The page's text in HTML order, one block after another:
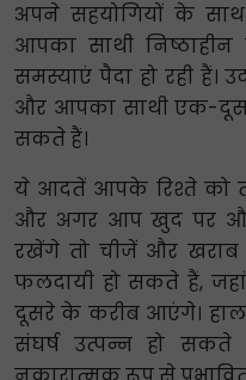
अपने सहयोगियों के
आपका साथी
समस्याएं पैदा हो रही
और आपका साथी एक-
सकते हैं।
ये आदतें आपके रिश्ते को
और अगर आप खुद पर और
रखेंगे तो चीजें और खराब
फलदायी हो सकते हैं,
दूसरे के करीब आएंगे।
संघर्ष उत्पन्न हो